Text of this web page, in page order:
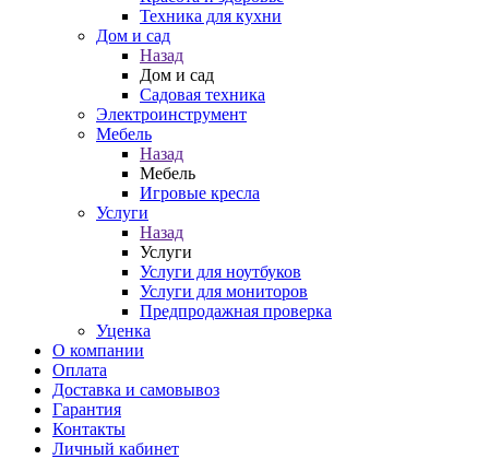
Техника для кухни
Дом и сад
Назад
Дом и сад
Садовая техника
Электроинструмент
Мебель
Назад
Мебель
Игровые кресла
Услуги
Назад
Услуги
Услуги для ноутбуков
Услуги для мониторов
Предпродажная проверка
Уценка
О компании
Оплата
Доставка и самовывоз
Гарантия
Контакты
Личный кабинет